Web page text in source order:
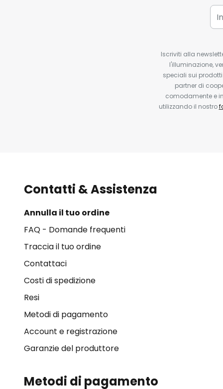
Iscriviti alla
l'illuminazione,
speciali sui
partner di
comodamente e
utilizzando il nostro
Contatti & Assistenza
Annulla il tuo ordine
FAQ - Domande frequenti
Traccia il tuo ordine
Contattaci
Costi di spedizione
Resi
Metodi di pagamento
Account e registrazione
Garanzie del produttore
Metodi di pagamento